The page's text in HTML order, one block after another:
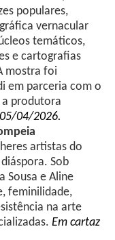
populares,
vernacular
temáticos,
e cartografias
mostra foi
em parceria com o
a produtora
04/2026.
artistas do
Sob
Sousa e Aline
feminilidade,
na arte
Em cartaz